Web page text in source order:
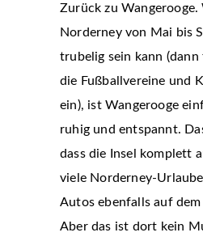
Zurück zu Wangerooge.
Norderney von Mai bis
trubelig sein kann
die Fußballvereine und
ein), ist Wangerooge
ruhig und entspannt.
dass die Insel komplett
viele Norderney-
Autos ebenfalls auf
Aber das ist dort kein